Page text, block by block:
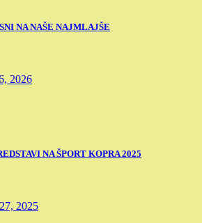
NA NAŠE NAJMLAJŠE
2026
NA ŠPORT KOPRA 2025
2025